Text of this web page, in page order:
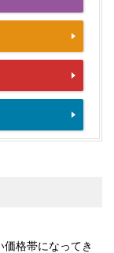
格帯になってき